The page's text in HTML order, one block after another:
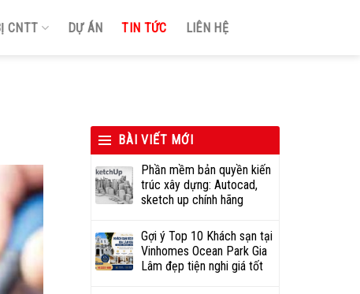
CNTT DỰ ÁN TIN TỨC LIÊN HỆ
BÀI VIẾT MỚI
Phần mềm bản quyền kiến
trúc xây dựng: Autocad,
sketch up chính hãng
Gợi ý Top 10 Khách sạn tại
Vinhomes Ocean Park Gia
Lâm đẹp tiện nghi giá tốt